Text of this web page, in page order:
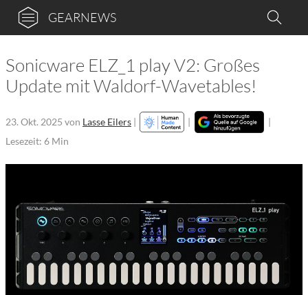
GEARNEWS
Sonicware ELZ_1 play V2: Großes
Update mit Waldorf-Wavetables!
23. Okt. 2025 von Lasse Eilers | |
|
Lesezeit: 6 Min